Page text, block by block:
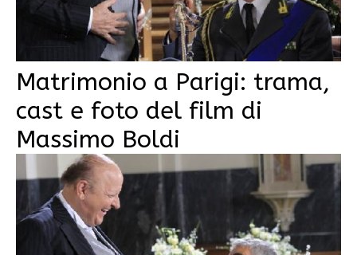
Matrimonio a Parigi: trama,
cast e foto del film di
Massimo Boldi